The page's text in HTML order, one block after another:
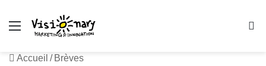
Menu
Accueil / Brèves